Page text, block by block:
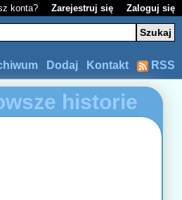
konta? Zarejestruj się Zaloguj się
RSS
Kontakt
Dodaj
historie